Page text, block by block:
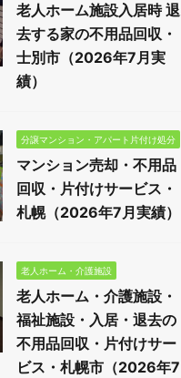
老人ホーム施設入居時 退
去する家の不用品回収・
士別市（2026年7月実
績）
分譲マンション・アパート片付け処分
マンション売却・不用品
回収・片付けサービス・
札幌（2026年7月実績）
老人ホーム・介護施設
老人ホーム・介護施設・
福祉施設・入居・退去の
不用品回収・片付けサー
ビス・札幌市（2026年7